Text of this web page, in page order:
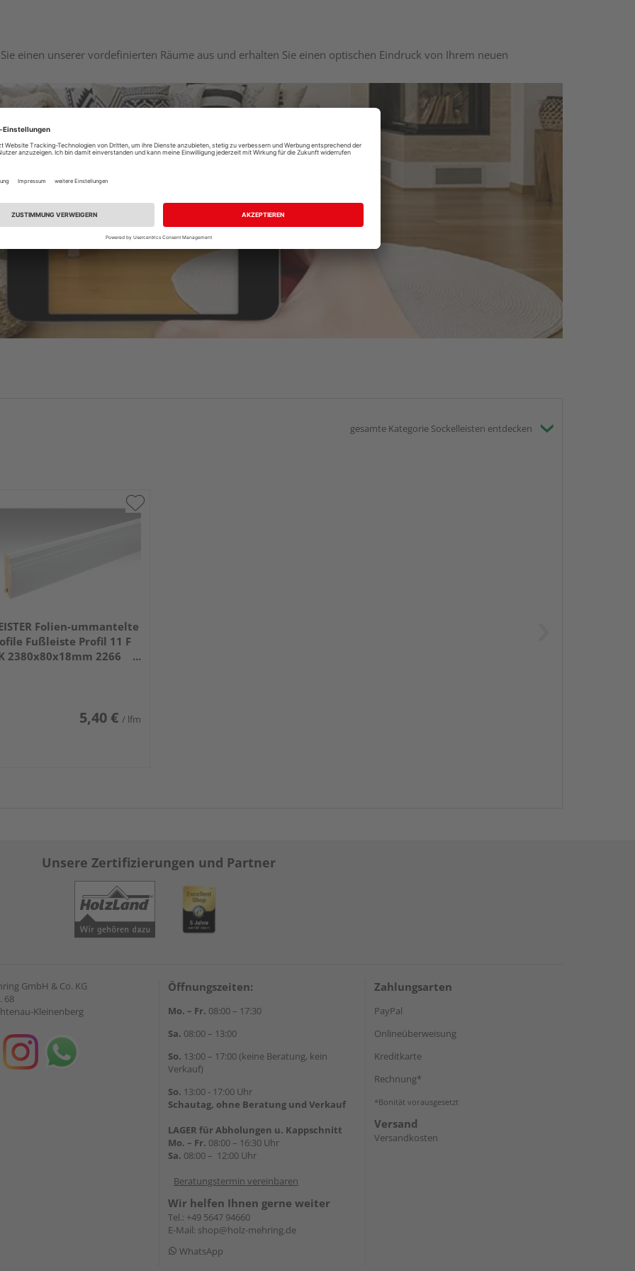
einen unserer vordefinierten Räume aus und erhalten Sie einen optischen Eindruck von Ihrem neuen
gesamte Kategorie Sockelleisten entdecken
Folien-ummantelte
Fußleiste Profil 11 F
2380x80x18mm 2266
5,40 € / lfm
Unsere Zertifizierungen und Partner
GmbH & Co. KG
68
Kleinenberg
Öffnungszeiten:
Mo. – Fr. 08:00 – 17:30
Sa. 08:00 – 13:00
So. 13:00 – 17:00 (keine Beratung, kein
Verkauf)
So. 13:00 - 17:00 Uhr
Schautag, ohne Beratung und Verkauf
LAGER für Abholungen u. Kappschnitt
Mo. – Fr. 08:00 – 16:30 Uhr
Sa. 08:00 – 12:00 Uhr
Beratungstermin vereinbaren
Wir helfen Ihnen gerne weiter
Tel.: +49 5647 94660
E-Mail: shop@holz-mehring.de
WhatsApp
Zahlungsarten
PayPal
Onlineüberweisung
Kreditkarte
Rechnung*
*Bonität vorausgesetzt
Versand
Versandkosten